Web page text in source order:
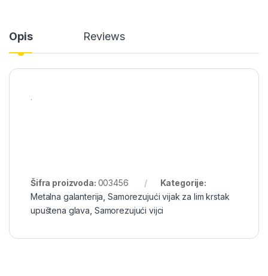
Opis Reviews
.
Šifra proizvoda: 003456
Kategorije:
Metalna galanterija ,Samorezujući vijak za lim krstak
upuštena glava Samorezujući vijci